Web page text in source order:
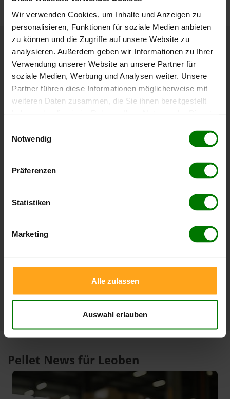
Wir verwenden Cookies, um Inhalte und Anzeigen zu
personalisieren, Funktionen für soziale Medien anbieten
zu können und die Zugriffe auf unsere Website zu
analysieren. Außerdem geben wir Informationen zu Ihrer
Verwendung unserer Website an unsere Partner für
soziale Medien, Werbung und Analysen weiter. Unsere
Partner führen diese Informationen möglicherweise mit
weiteren Daten zusammen, die Sie ihnen bereitgestellt
Notwendig
Präferenzen
Statistiken
Marketing
Alle zulassen
Auswahl erlauben
Höchst- und Tiefststände der
Pelletspreise in Leoben
Die Tabelle zeigt dieHöchst- und Tiefststände der
Zeitraum
Tiefststand
08.07.2026
379,00 €
1 Jahr 409,06 €
23.07.2026
301,15 €
Pellet News für Leoben